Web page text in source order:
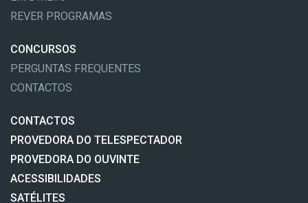
REVER PROGRAMAS
CONCURSOS
PERGUNTAS FREQUENTES
CONTACTOS
CONTACTOS
PROVEDORA DO TELESPECTADOR
PROVEDORA DO OUVINTE
ACESSIBILIDADES
SATÉLITES